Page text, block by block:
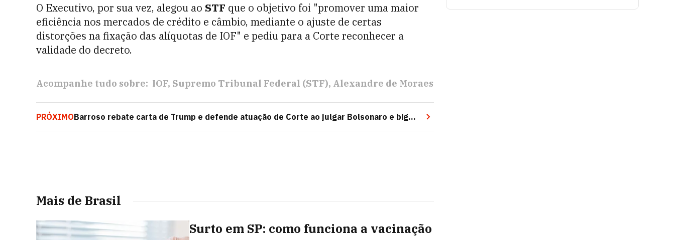
O Executivo, por sua vez, alegou ao STF que o objetivo foi "promover uma maior
eficiência nos mercados de crédito e câmbio, mediante o ajuste de certas
distorções na fixação das alíquotas de IOF" e pediu para a Corte reconhecer a
validade do decreto.
Acompanhe tudo sobre: IOF Supremo Tribunal Federal (STF) Alexandre de Moraes
PRÓXIMOBarroso rebate carta de Trump e defende atuação de Corte ao julgar Bolsonaro e big
techs
Mais de Brasil
Surto em SP: como funciona a vacinação